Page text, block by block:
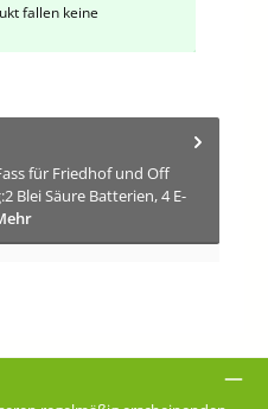
fallen keine
für Friedhof und Off
Blei Säure Batterien, 4 E-